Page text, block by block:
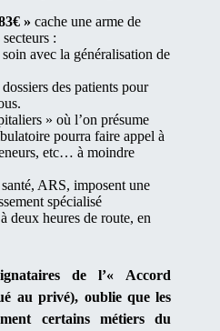
» cache une arme de
:
avec la généralisation de
des patients pour
» où l’on présume
pourra faire appel à
etc… à moindre
ARS, imposent une
spécialisé
deux heures de route, en
de l’« Accord
au privé), oublie que les
certains métiers du